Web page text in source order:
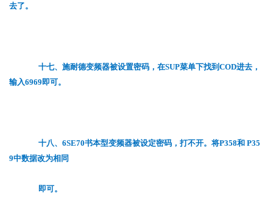
去了。
十七、施耐德变频器被设置密码，在SUP菜单下找到COD进去，
输入6969即可。
十八、6SE70书本型变频器被设定密码，打不开。将P358和 P35
9中数据改为相同
即可。